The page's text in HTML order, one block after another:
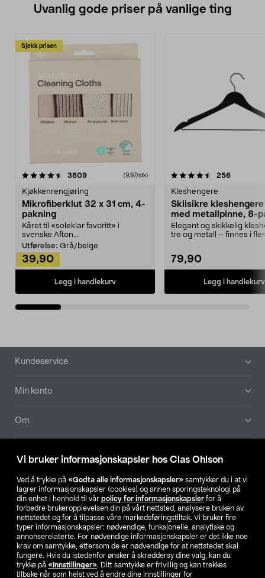
Vi bruker informasjonskapsler hos Clas Ohlson
Ved å trykke på «Godta alle informasjonskapsler» samtykker du i at vi
lagrer informasjonskapsler (cookies) og annen sporingsteknologi på
din enhet i henhold til vår policy for informasjonskapsler for å
forbedre brukeropplevelsen din på vårt nettsted, analysere bruken av
nettstedet og for å tilpasse våre markedsføringstiltak. Vi bruker fire
typer informasjonskapsler: nødvendige, funksjonelle, analytiske og
annonserelaterte. For nødvendige informasjonskapsler er det ikke noe
krav om samtykke, ettersom de er nødvendige for at nettstedet skal
fungere. Hvis du istedenfor ønsker å skreddersy dine valg, kan du
trykke på «Innstillinger». Ditt samtykke er frivillig og kan trekkes
tilbake når som helst ved å endre dine innstillinger for
Uvanlig gode priser på vanlige ting
Sjekk prisen
3809anmeldelser(9,97/stk)
Kjøkkenrengjøring
Mikrofiberklut 32 x 31 cm, 4-
pakning
Kåret til «soleklar favoritt» i
svenske Afton...
Utførelse: Grå/beige
39,90
Legg i handlekurv
4.5av 5 stjerner 256
Kleshengere
Sklisikre
med metallpinne, 8-
Elegant og skikkelig
tre og metall – finnes i
79,90
Legg i handlekurv
4.5av 5 stjerner
Bunntekst
Kundeservice
Min konto
Om
Våre selskaper
Finn din butikk
SE NO FI